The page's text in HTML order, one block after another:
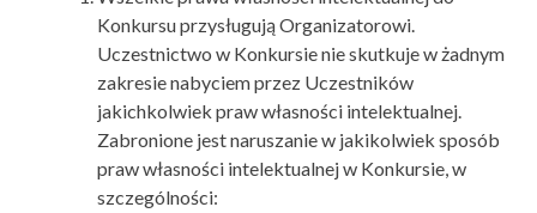
Konkursu przysługują Organizatorowi.
Uczestnictwo w Konkursie nie skutkuje w żadnym
zakresie nabyciem przez Uczestników
jakichkolwiek praw własności intelektualnej.
Zabronione jest naruszanie w jakikolwiek sposób
praw własności intelektualnej w Konkursie, w
szczególności: